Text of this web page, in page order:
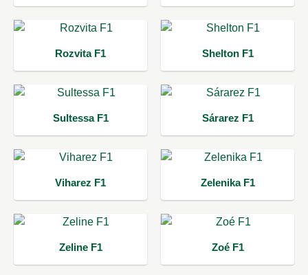
Rozvita F1 Shelton F1
Sultessa F1 Sárarez F1
Viharez F1 Zelenika F1
Zeline F1 Zoé F1